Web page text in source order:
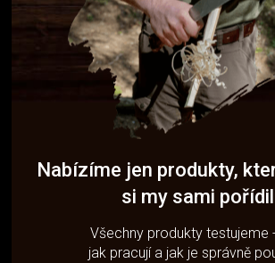
Nabízíme jen produkty,
si my sami
Všechny produkty testujeme
jak pracují a jak je správně